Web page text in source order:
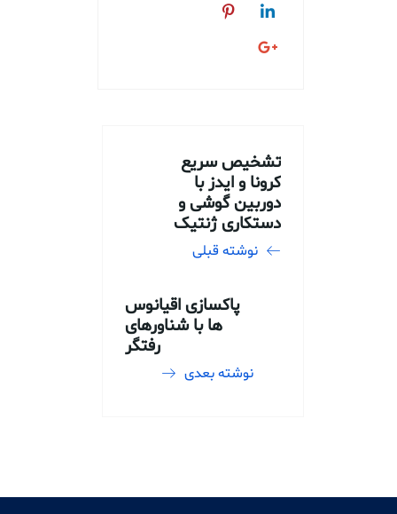
تشخیص سریع
کرونا و ایدز با
دوربین گوشی و
دستکاری ژنتیک
نوشته قبلی
پاکسازی اقیانوس
ها با شناورهای
رفتگر
نوشته بعدی